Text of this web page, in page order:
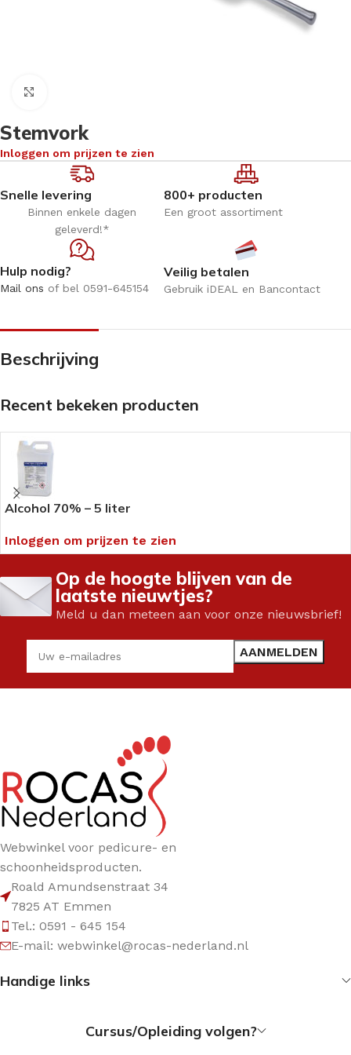
Stemvork
Inloggen om prijzen te zien
Snelle levering
Binnen enkele dagen
geleverd!*
800+ producten
Een groot assortiment
Hulp nodig?
Mail ons of bel 0591-645154
Veilig betalen
Gebruik iDEAL en Bancontact
Beschrijving
Recent bekeken producten
Alcohol 70% – 5 liter
Inloggen om prijzen te zien
Op de hoogte blijven van de
laatste nieuwtjes?
Meld u dan meteen aan voor onze nieuwsbrief!
Webwinkel voor pedicure- en
schoonheidsproducten.
Roald Amundsenstraat 34
7825 AT Emmen
Tel.: 0591 - 645 154
E-mail: webwinkel@rocas-nederland.nl
Handige links
Cursus/Opleiding volgen?